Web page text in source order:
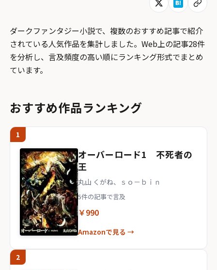
ダークファンタジー小説で、複数のおすすめ記事で紹介
されている人気作品を集計しました。Web上の記事28件
を分析し、言及頻度の高い順にランキング形式でまとめ
ています。
おすすめ作品ランキング
1
オーバーロード1 不死者の
王
丸山 くがね、ｓｏ－ｂｉｎ
5件の記事で言及
￥990
Amazonで見る →
2